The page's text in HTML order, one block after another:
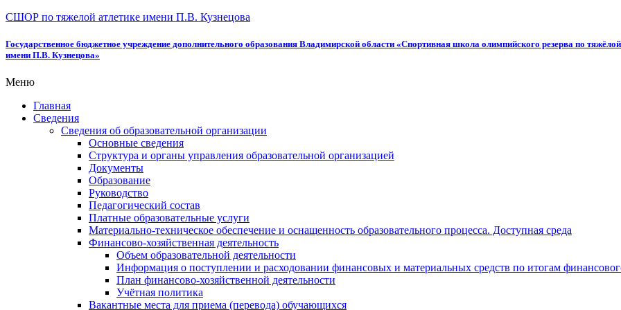
СШОР по тяжелой атлетике имени П.В. Кузнецова
Государственное бюджетное учреждение дополнительного образования Владимирской области «Спортивная школа олимпийского резерва по
имени П.В. Кузнецова»
Меню
Главная
Сведения
Сведения об образовательной организации
Основные сведения
Структура и органы управления образовательной организацией
Документы
Образование
Руководство
Педагогический состав
Платные образовательные услуги
Материально-техническое обеспечение и оснащенность образовательного процесса. Доступная среда
Финансово-хозяйственная деятельность
Объем образовательной деятельности
Информация о поступлении и расходовании финансовых и материальных средств по итогам
План финансово-хозяйственной деятельности
Учётная политика
Вакантные места для приема (перевода) обучающихся